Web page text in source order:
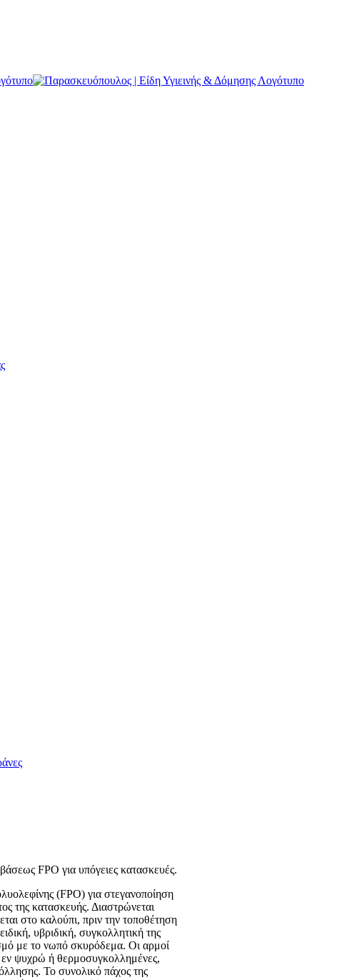
FPO για υπόγειες κατασκευές.
(FPO) για στεγανοποίηση
της κατασκευής. Διαστρώνεται
στο καλούπι, πριν την τοποθέτηση
υβριδική, συγκολλητική της
με το νωπό σκυρόδεμα. Οι αρμοί
εν ψυχρώ ή θερμοσυγκολλημένες,
Το συνολικό πάχος της